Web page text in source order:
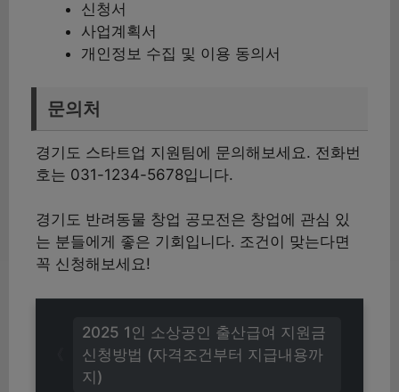
신청서
사업계획서
개인정보 수집 및 이용 동의서
문의처
경기도 스타트업 지원팀에 문의해보세요. 전화번
호는 031-1234-5678입니다.
경기도 반려동물 창업 공모전은 창업에 관심 있
는 분들에게 좋은 기회입니다. 조건이 맞는다면
꼭 신청해보세요!
2025 1인 소상공인 출산급여 지원금
신청방법 (자격조건부터 지급내용까
지)